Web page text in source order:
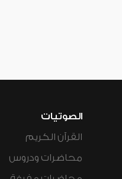
الصوتيات
القرآن الكريم
محاضرات ودروس